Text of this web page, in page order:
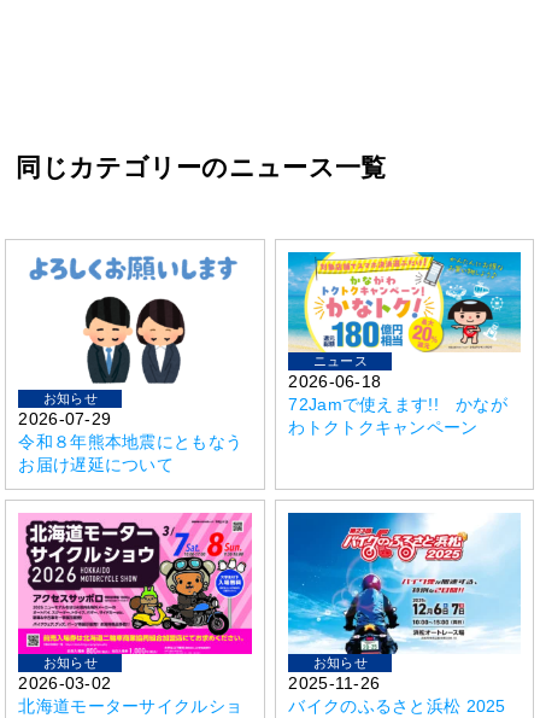
同じカテゴリーのニュース一覧
お知らせ
2026-07-29
令和８年熊本地震にともなう
お届け遅延について
ニュース
2026-06-18
72Jamで使えます!! かなが
わトクトクキャンペーン
お知らせ
2026-03-02
北海道モーターサイクルショ
お知らせ
2025-11-26
バイクのふるさと浜松 2025